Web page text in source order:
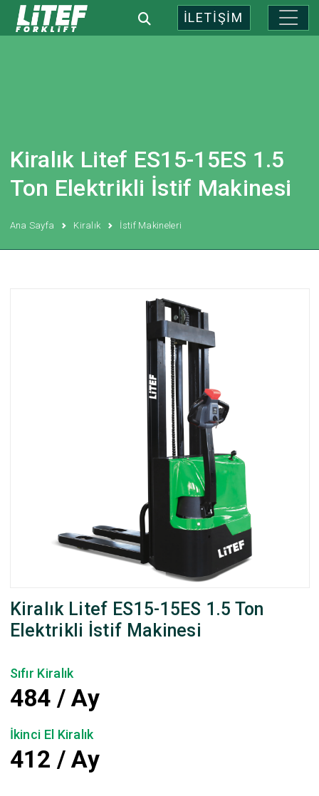
İLETİŞİM
Kiralık Litef ES15-15ES 1.5
Ton Elektrikli İstif Makinesi
Ana Sayfa Kiralık İstif Makineleri
Kiralık Litef ES15-15ES 1.5 Ton
Elektrikli İstif Makinesi
Sıfır Kiralık
484 / Ay
İkinci El Kiralık
412 / Ay